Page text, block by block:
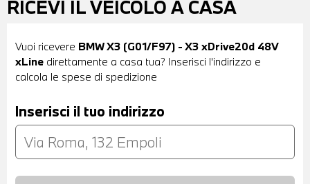
RICEVI IL VEICOLO A CASA
Vuoi ricevere BMW X3 (G01/F97) - X3 xDrive20d 48V
xLine direttamente a casa tua? Inserisci l'indirizzo e
calcola le spese di spedizione
Inserisci il tuo indirizzo